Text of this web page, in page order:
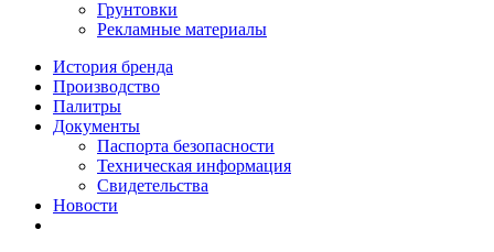
Грунтовки
Рекламные материалы
История бренда
Производство
Палитры
Документы
Паспорта безопасности
Техническая информация
Свидетельства
Новости